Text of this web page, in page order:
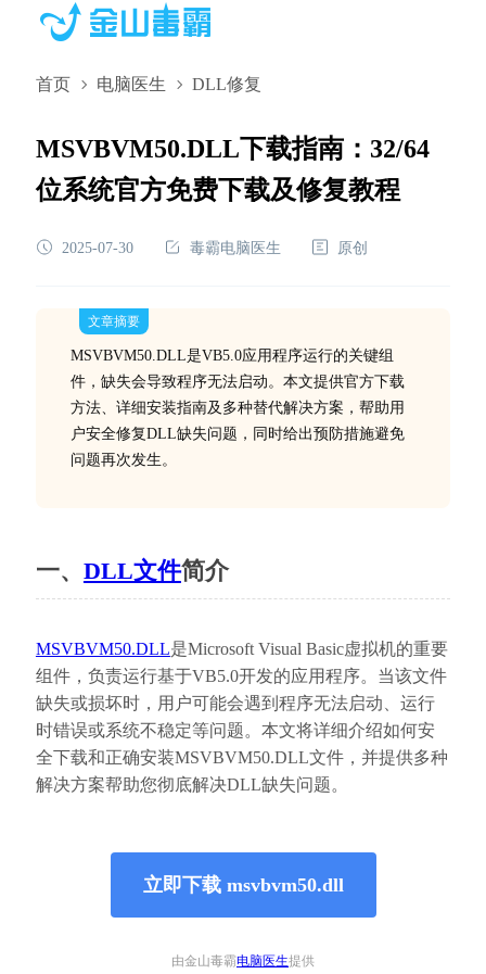
首页 电脑医生 DLL修复
MSVBVM50.DLL下载指南：32/64
位系统官方免费下载及修复教程
2025-07-30 毒霸电脑医生 原创
文章摘要
MSVBVM50.DLL是VB5.0应用程序运行的关键组
件，缺失会导致程序无法启动。本文提供官方下载
方法、详细安装指南及多种替代解决方案，帮助用
户安全修复DLL缺失问题，同时给出预防措施避免
问题再次发生。
一、 DLL文件简介
MSVBVM50.DLL是Microsoft Visual Basic虚拟机的重要
组件，负责运行基于VB5.0开发的应用程序。当该文件
缺失或损坏时，用户可能会遇到程序无法启动、运行
时错误或系统不稳定等问题。本文将详细介绍如何安
全下载和正确安装MSVBVM50.DLL文件，并提供多种
解决方案帮助您彻底解决DLL缺失问题。
立即下载 msvbvm50.dll
由金山毒霸电脑医生提供